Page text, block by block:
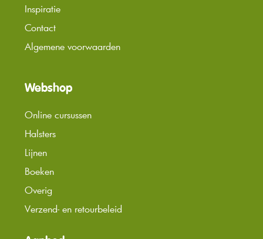
Inspiratie
Contact
Algemene voorwaarden
Webshop
Online cursussen
Halsters
Lijnen
Boeken
Overig
Verzend- en retourbeleid